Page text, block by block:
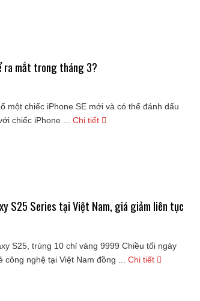
ra mắt trong tháng 3?
một chiếc iPhone SE mới và có thể đánh dấu
chiếc iPhone ...
Chi tiết
S25 Series tại Việt Nam, giá giảm liên tục
S25, trúng 10 chỉ vàng 9999 Chiều tối ngày
nghệ tại Việt Nam đồng ...
Chi tiết